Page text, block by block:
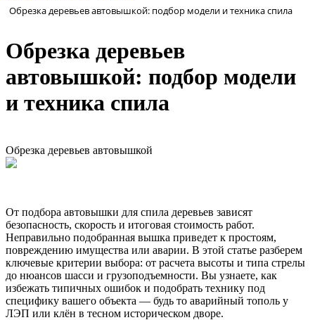
Обрезка деревьев автовышкой: подбор модели и техника спила
Обрезка деревьев
автовышкой: подбор модели
и техника спила
Обрезка деревьев автовышкой
От подбора автовышки для спила деревьев зависят
безопасность, скорость и итоговая стоимость работ.
Неправильно подобранная вышка приведет к простоям,
повреждению имущества или аварии. В этой статье разберем
ключевые критерии выбора: от расчета высоты и типа стрелы
до нюансов шасси и грузоподъемности. Вы узнаете, как
избежать типичных ошибок и подобрать технику под
специфику вашего объекта — будь то аварийный тополь у
ЛЭП или клён в тесном историческом дворе.